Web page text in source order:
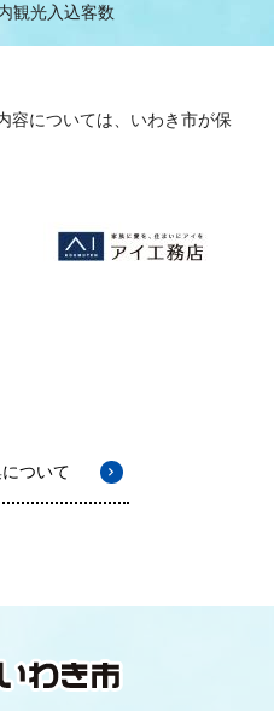
観光入込客数
容については、いわき市が保
ついて